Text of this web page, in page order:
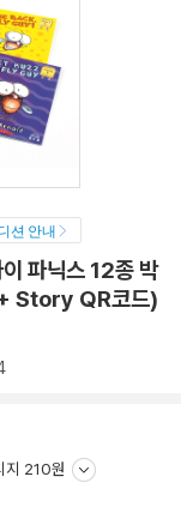
션 안내
파닉스 12종 박
Story QR코드)
지 210원